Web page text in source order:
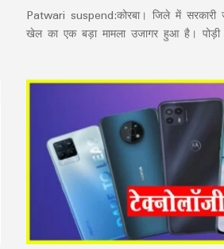
Patwari suspend:कोरबा। जिले में सरकारी
खेल का एक बड़ा मामला उजागर हुआ है। पोड़ी